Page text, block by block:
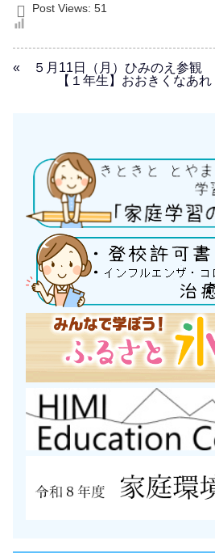
Post Views: 51
« ５月11日（月）ひみのえ参観
【１年生】おおきくなあ